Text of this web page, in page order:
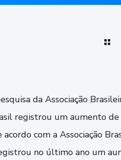
da Associação
registrou um aumento
acordo com a Associação
no último ano um